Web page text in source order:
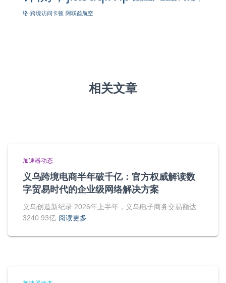
络 跨境访问卡顿 阿联酋航空
相关文章
加速器动态
义乌跨境电商半年破千亿：官方权威解读数
字贸易时代的企业级网络解决方案
义乌创造新纪录 2026年上半年，义乌电子商务交易额达
3240.93亿 阅读更多